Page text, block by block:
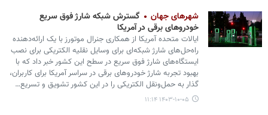
شهرهای جهان
گسترش شبکه شارژ فوق سریع
خودروهای برقی در آمریکا
ایالات متحده آمریکا از همکاری جنرال موتورز با یک ارائه‌دهنده
راه‌حل‌های شارژ شبکه‌ای برای وسایل‌ نقلیه الکتریکی برای نصب
ایستگاه‌های شارژ فوق سریع در سطح این کشور خبر داد که با
بهبود تجربه شارژ خودروهای برقی در سراسر آمریکا برای کاربران،
گذار به حمل‌ونقل الکتریکی را در این کشور تشویق و تسریع…
۱۴۰۳-۱۰-۰۵ ۱۱:۱۴